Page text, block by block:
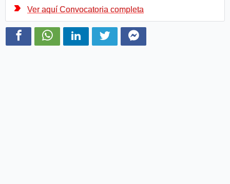
Ver aquí Convocatoria completa